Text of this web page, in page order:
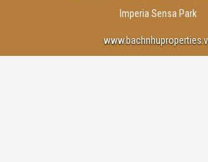
Imperia Sensa Park